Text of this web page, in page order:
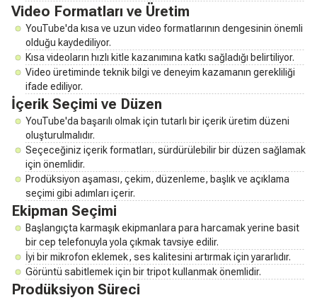
Video Formatları ve Üretim
YouTube'da kısa ve uzun video formatlarının dengesinin önemli
olduğu kaydediliyor.
Kısa videoların hızlı kitle kazanımına katkı sağladığı belirtiliyor.
Video üretiminde teknik bilgi ve deneyim kazamanın gerekliliği
ifade ediliyor.
İçerik Seçimi ve Düzen
YouTube'da başarılı olmak için tutarlı bir içerik üretim düzeni
oluşturulmalıdır.
Seçeceğiniz içerik formatları, sürdürülebilir bir düzen sağlamak
için önemlidir.
Prodüksiyon aşaması, çekim, düzenleme, başlık ve açıklama
seçimi gibi adımları içerir.
Ekipman Seçimi
Başlangıçta karmaşık ekipmanlara para harcamak yerine basit
bir cep telefonuyla yola çıkmak tavsiye edilir.
İyi bir mikrofon eklemek, ses kalitesini artırmak için yararlıdır.
Görüntü sabitlemek için bir tripot kullanmak önemlidir.
Prodüksiyon Süreci